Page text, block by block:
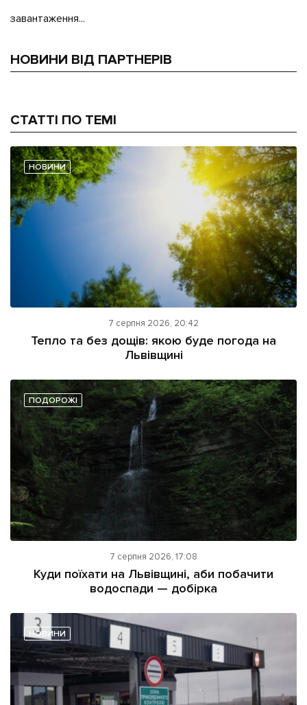
завантаження...
НОВИНИ ВІД ПАРТНЕРІВ
СТАТТІ ПО ТЕМІ
НОВИНИ
7 серпня 2026, 20:42
Тепло та без дощів: якою буде погода на
Львівщині
ПОДОРОЖІ
7 серпня 2026, 17:08
Куди поїхати на Львівщині, аби побачити
водоспади — добірка
НОВИНИ